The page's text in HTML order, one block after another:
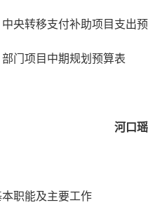
央转移支付补助项目支出
门项目中期规划预算表
河口
职能及主要工作